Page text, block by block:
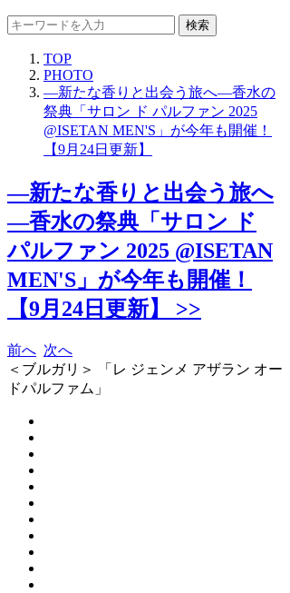
検索
TOP
PHOTO
―新たな香りと出会う旅へ―香水の
祭典「サロン ド パルファン 2025
@ISETAN MEN'S」が今年も開催！
【9月24日更新】
―新たな香りと出会う旅へ
―香水の祭典「サロン ド
パルファン 2025 @ISETAN
MEN'S」が今年も開催！
【9月24日更新】 >>
前へ 次へ
＜ブルガリ＞ 「レ ジェンメ アザラン オー
ドパルファム」